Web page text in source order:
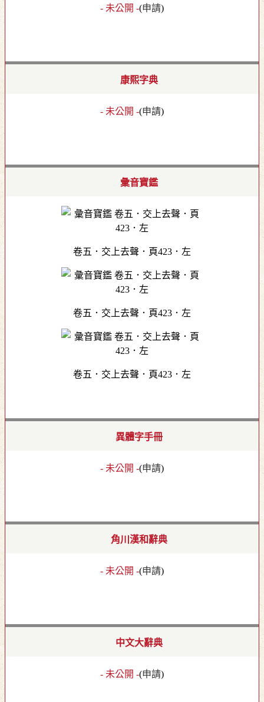
- 未公開 -(申請)
康熙字典
- 未公開 -(申請)
彙音寶鑑
卷五．交上去聲．頁423．左
卷五．交上去聲．頁423．左
卷五．交上去聲．頁423．左
異體字手冊
- 未公開 -(申請)
角川漢和辭典
- 未公開 -(申請)
中文大辭典
- 未公開 -(申請)